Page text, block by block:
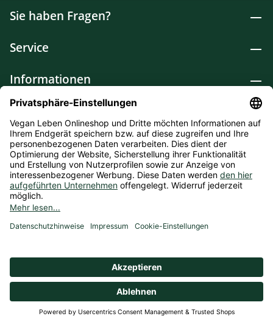
Sie haben Fragen?
Service
Informationen
Lebensmittel
Drogerie
Weitere Kategorien
* Alle Preise inkl. gesetzl. Mehrwertsteuer zzgl.
anders angegeben. Bioprodukte im Bio-Kontrollverfahren bei
** Kostenfreie Lieferung ab 75 € Bestellwert in DE (Gilt nicht
für Kühlprodukte).